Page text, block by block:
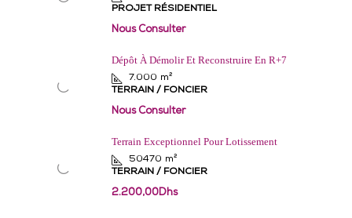
PROJET RÉSIDENTIEL
Nous Consulter
Dépôt À Démolir Et Reconstruire En R+7
7.000 m²
TERRAIN / FONCIER
Nous Consulter
Terrain Exceptionnel Pour Lotissement
50470 m²
TERRAIN / FONCIER
2.200,00Dhs